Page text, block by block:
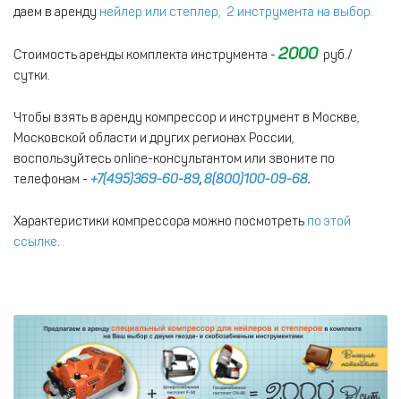
даем в аренду нейлер или степлер, 2 инструмента на выбор.
Стоимость аренды комплекта инструмента - 2000 руб./
сутки.
Чтобы взять в аренду компрессор и инструмент в Москве,
Московской области и других регионах России,
воспользуйтесь online-консультантом или звоните по
телефонам - +7(495)369-60-89,8(800)100-09-68.
Характеристики компрессора можно посмотреть по этой
ссылке.